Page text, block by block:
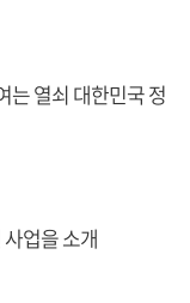
는 열쇠 대한민국 정
업을 소개